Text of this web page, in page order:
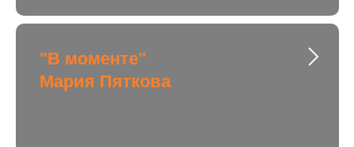
"В моменте"
Мария Пяткова